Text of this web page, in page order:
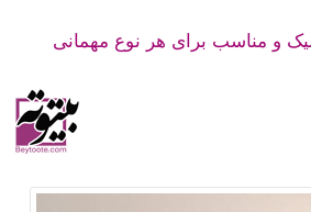
و مناسب برای هر نوع مهمانی